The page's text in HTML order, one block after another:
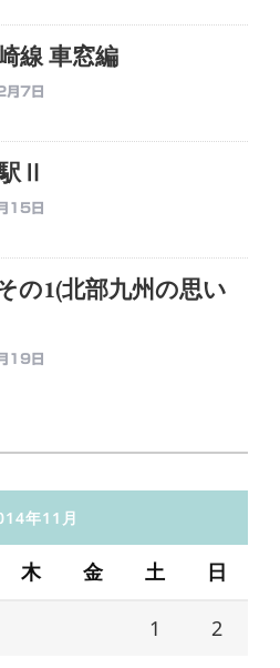
線 車窓編
7日
Ⅱ
15日
の1(北部九州の思い
19日
年11月
木 金 土 日
1 2